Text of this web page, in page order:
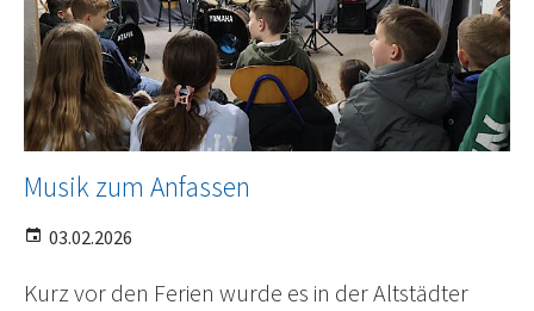
Musik zum Anfassen
03.02.2026
Kurz vor den Ferien wurde es in der Altstädter